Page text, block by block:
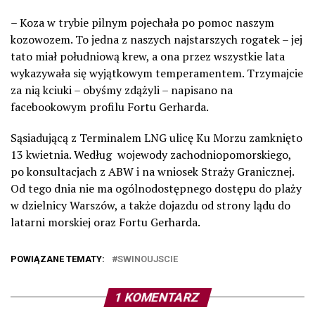
– Koza w trybie pilnym pojechała po pomoc naszym
kozowozem. To jedna z naszych najstarszych rogatek – jej
tato miał południową krew, a ona przez wszystkie lata
wykazywała się wyjątkowym temperamentem. Trzymajcie
za nią kciuki – obyśmy zdążyli – napisano na
facebookowym profilu Fortu Gerharda.
Sąsiadującą z Terminalem LNG ulicę Ku Morzu zamknięto
13 kwietnia. Według wojewody zachodniopomorskiego,
po konsultacjach z ABW i na wniosek Straży Granicznej.
Od tego dnia nie ma ogólnodostępnego dostępu do plaży
w dzielnicy Warszów, a także dojazdu od strony lądu do
latarni morskiej oraz Fortu Gerharda.
POWIĄZANE TEMATY: SWINOUJSCIE
1 KOMENTARZ